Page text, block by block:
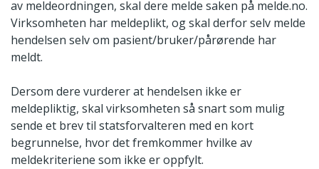
av meldeordningen, skal dere melde saken på melde.no.
Virksomheten har meldeplikt, og skal derfor selv melde
hendelsen selv om pasient/bruker/pårørende har
meldt.
Dersom dere vurderer at hendelsen ikke er
meldepliktig, skal virksomheten så snart som mulig
sende et brev til statsforvalteren med en kort
begrunnelse, hvor det fremkommer hvilke av
meldekriteriene som ikke er oppfylt.